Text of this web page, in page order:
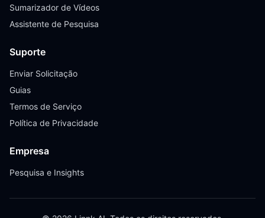
Sumarizador de Vídeos
Assistente de Pesquisa
Suporte
Enviar Solicitação
Guias
Termos de Serviço
Política de Privacidade
Empresa
Pesquisa e Insights